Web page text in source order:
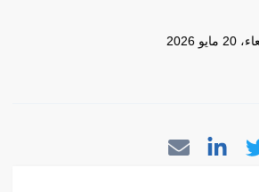
مايو 2026